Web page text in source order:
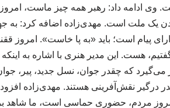
وی ادامه داد: رهبر همه چیز ماست،
یک ملت است. مهدی‌زاده اضافه کرد: به
پیام است؛ باید «به پا خاست». امروز
هست. این مدیر هنری با اشاره به
می‌گیرد که چقدر جوان، نسل جدید، پیر،
درگیر نقش‌آفرینی هستند. مهدی‌زاده
مردم، حضوری حماسی است، ما شاهد